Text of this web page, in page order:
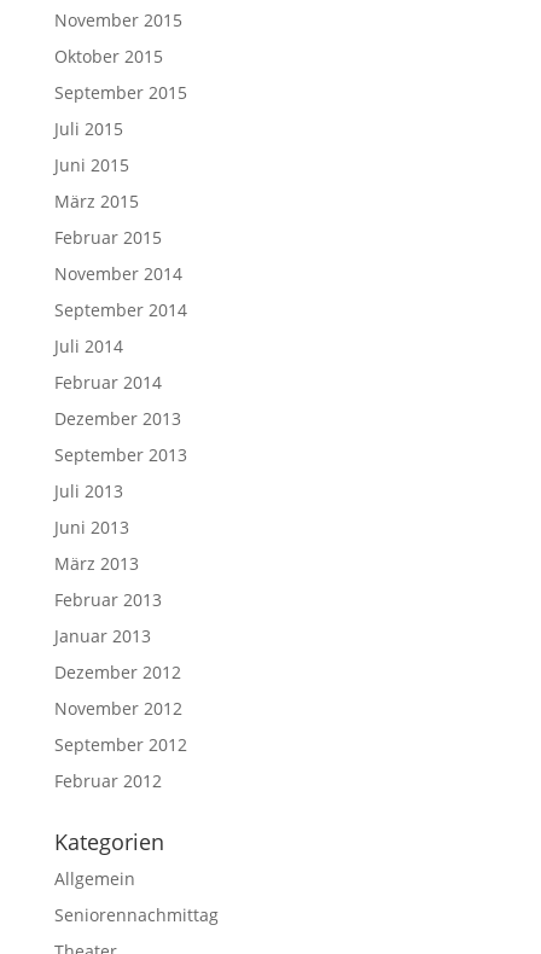
November 2015
Oktober 2015
September 2015
Juli 2015
Juni 2015
März 2015
Februar 2015
November 2014
September 2014
Juli 2014
Februar 2014
Dezember 2013
September 2013
Juli 2013
Juni 2013
März 2013
Februar 2013
Januar 2013
Dezember 2012
November 2012
September 2012
Februar 2012
Kategorien
Allgemein
Seniorennachmittag